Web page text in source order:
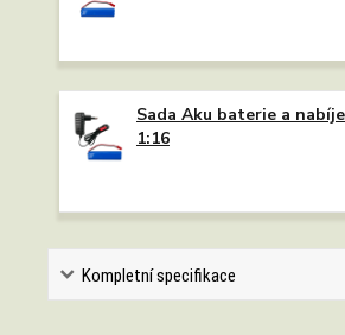
Sada Aku baterie a
1:16
Kompletní specifikace